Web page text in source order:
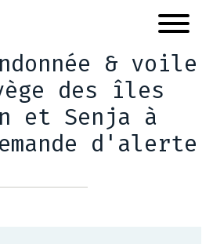
& voile
des îles
et Senja à
d'alerte